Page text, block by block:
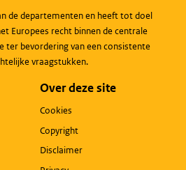
de departementen en heeft tot doel
Europees recht binnen de centrale
ter bevordering van een consistente
vraagstukken.
Over deze site
Cookies
Copyright
Disclaimer